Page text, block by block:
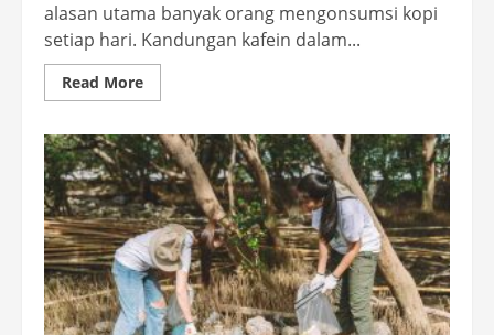
alasan utama banyak orang mengonsumsi kopi
setiap hari. Kandungan kafein dalam...
Read MoreRead
more
Kopi
untuk
Stamina
dan
Energi
Tubuh